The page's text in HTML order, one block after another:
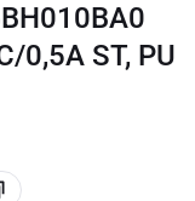
0,5A ST, PU